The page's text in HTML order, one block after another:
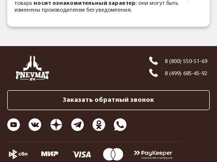
товара носит ознакомительный характер; они могут быть
изменены производителем без уведомления.
8 (800) 550-51-69
8 (499) 685-45-92
Заказать обратный звонок